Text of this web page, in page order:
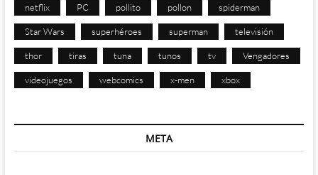
netflix PC pollito pollon spiderman
Star Wars superhéroes superman televisión
thor tiras tuna tunos tv Vengadores
videojuegos webcomics x-men xbox
META